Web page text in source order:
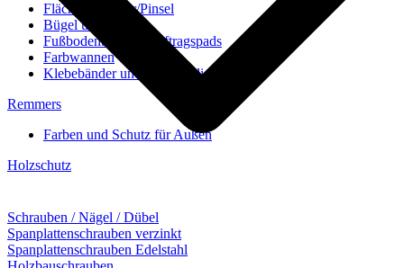
Flächenstreicher/Pinsel
Bügel und Rollen
Fußbodenbürsten/Auftragspads
Farbwannen
Klebebänder und Abdeckvlies
Remmers
Farben und Schutz für Außen
Holzschutz
Schrauben / Nägel / Dübel
Spanplattenschrauben verzinkt
Spanplattenschrauben Edelstahl